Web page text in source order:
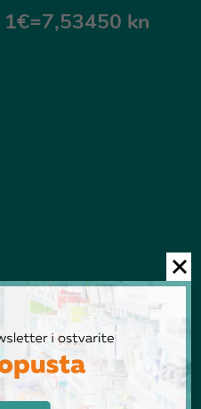
1€=7,53450 kn